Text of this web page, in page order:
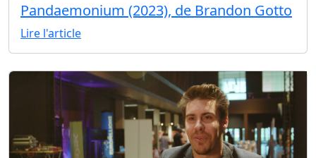
Pandaemonium (2023), de Brandon Gotto
Lire l'article